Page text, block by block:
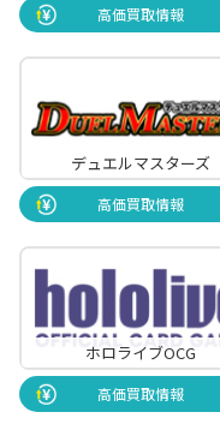
高価買取情報
デュエルマスターズ
高価買取情報
ホロライブOCG
高価買取情報